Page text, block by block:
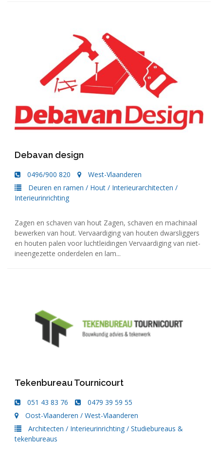
Debavan design
0496/900 820
West-Vlaanderen
Deuren en ramen / Hout / Interieurarchitecten /
Interieurinrichting
Zagen en schaven van hout Zagen, schaven en machinaal
bewerken van hout. Vervaardiging van houten dwarsliggers
en houten palen voor luchtleidingen Vervaardiging van niet-
ineengezette onderdelen en lam...
Tekenbureau Tournicourt
051 43 83 76
0479 39 59 55
Oost-Vlaanderen / West-Vlaanderen
Architecten / Interieurinrichting / Studiebureaus &
tekenbureaus